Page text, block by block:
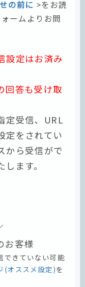
の前に >をお読
ームよりお問
設定はお済み
回答も受け取
定受信、URL
定をされてい
から受信がで
ます。
お客様
できていない可能
(オススメ設定)を